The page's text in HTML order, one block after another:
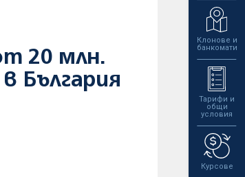
Клонове и
банкомати
Тарифи и
общи
условия
Курсове
20 млн.
България